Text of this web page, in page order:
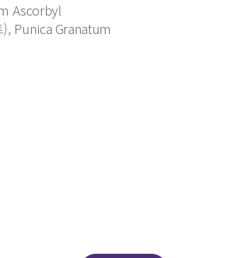
Ascorbyl
Punica Granatum